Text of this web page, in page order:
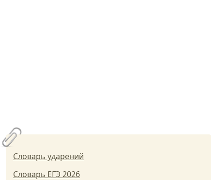
Словарь ударений
Словарь ЕГЭ 2026